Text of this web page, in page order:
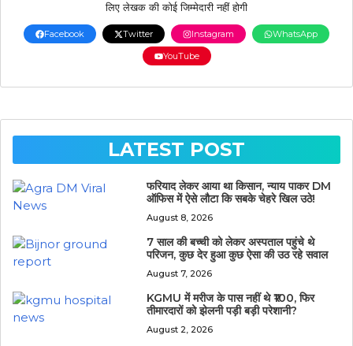
लिए लेखक की कोई जिम्मेदारी नहीं होगी
Facebook Twitter Instagram
WhatsApp
YouTube
LATEST POST
फरियाद लेकर आया था किसान, न्याय पाकर DM
ऑफिस में ऐसे लौटा कि सबके चेहरे खिल उठे!
August 8, 2026
7 साल की बच्ची को लेकर अस्पताल पहुंचे थे
परिजन, कुछ देर हुआ कुछ ऐसा की उठ रहे सवाल
August 7, 2026
KGMU में मरीज के पास नहीं थे ₹100, फिर
तीमारदारों को झेलनी पड़ी बड़ी परेशानी?
August 2, 2026